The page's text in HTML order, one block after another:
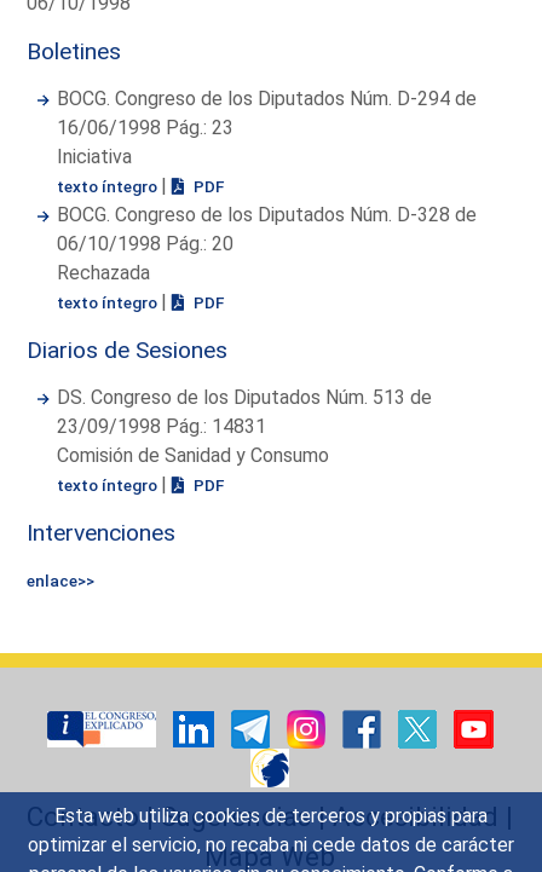
Esta web utiliza cookies de terceros y propias para
optimizar el servicio, no recaba ni cede datos de carácter
Boletines
BOCG. Congreso de los Diputados Núm. D-294 de
16/06/1998 Pág.: 23
Iniciativa
texto íntegro | PDF
BOCG. Congreso de los Diputados Núm. D-328 de
06/10/1998 Pág.: 20
Rechazada
texto íntegro | PDF
Diarios de Sesiones
DS. Congreso de los Diputados Núm. 513 de
23/09/1998 Pág.: 14831
Comisión de Sanidad y Consumo
texto íntegro | PDF
Intervenciones
enlace>>
Contacto|Sugerencias|Accesibilidad |
Mapa Web